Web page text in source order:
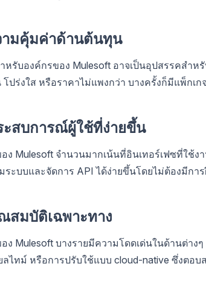
ามคุ้มค่าด้านต้นทุน
หรับองค์กรของ Mulesoft อาจเป็นอุปสรรคสำ
ปร่งใส หรือราคาไม่แพงกว่า บางครั้งก็มีแพ็กเ
ะสบการณ์ผู้ใช้ที่ง่ายขึ้น
ง Mulesoft จำนวนมากเน้นที่อินเทอร์เฟซที่ใช้
ระบบและจัดการ API ได้ง่ายขึ้นโดยไม่ต้องมีก
สมบัติเฉพาะทาง
ง Mulesoft บางรายมีความโดดเด่นในด้านต่า
ลไทม์ หรือการปรับใช้แบบ cloud-native ซึ่งตอ